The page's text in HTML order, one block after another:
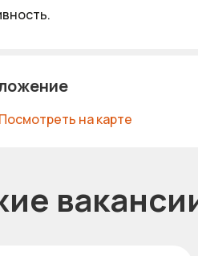
Посмотреть на карте